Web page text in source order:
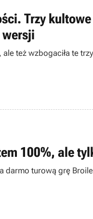
Trzy
wersji
też wzbogaciła te
100%, ale
darmo turową grę